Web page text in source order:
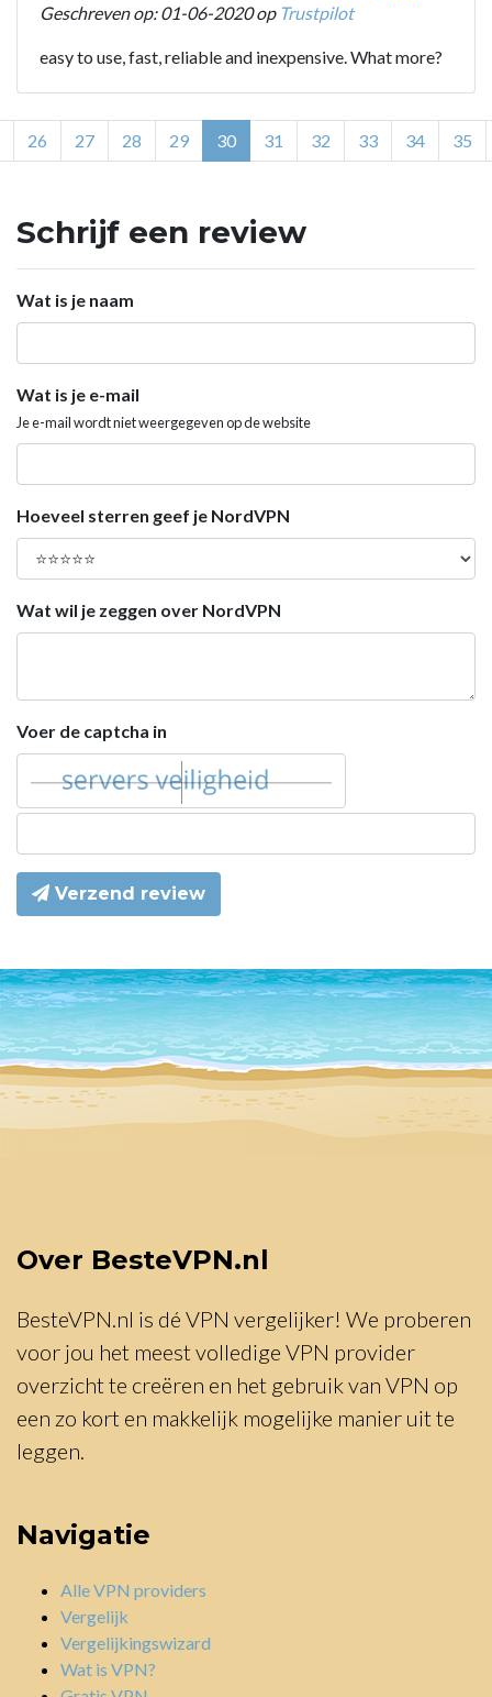
Geschreven op: 01-06-2020 op Trustpilot
easy to use, fast, reliable and inexpensive. What more?
26 27 28 29 30 31 32 33 34 35
Schrijf een review
Wat is je naam
Wat is je e-mail
Je e-mail wordt niet weergegeven op de website
Hoeveel sterren geef je NordVPN
Wat wil je zeggen over NordVPN
Voer de captcha in
Verzend review
Over BesteVPN.nl
BesteVPN.nl is dé VPN vergelijker! We proberen
voor jou het meest volledige VPN provider
overzicht te creëren en het gebruik van VPN op
een zo kort en makkelijk mogelijke manier uit te
leggen.
Navigatie
Alle VPN providers
Vergelijk
Vergelijkingswizard
Wat is VPN?